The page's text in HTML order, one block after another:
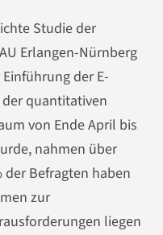
Studie der
Erlangen-Nürnberg
der E-
der quantitativen
von Ende April bis
nahmen über
der Befragten haben
zur
liegen